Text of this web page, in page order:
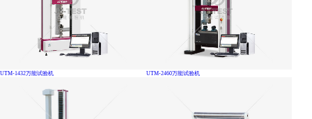
UTM-1432万能试验机 UTM-2460万能试验机